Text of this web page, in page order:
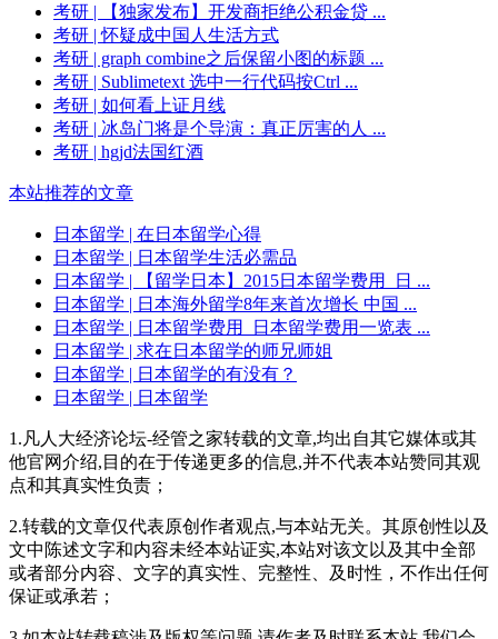
考研 | 【独家发布】开发商拒绝公积金贷 ...
考研 | 怀疑成中国人生活方式
考研 | graph combine之后保留小图的标题 ...
考研 | Sublimetext 选中一行代码按Ctrl ...
考研 | 如何看上证月线
考研 | 冰岛门将是个导演：真正厉害的人 ...
考研 | hgjd法国红酒
本站推荐的文章
日本留学 | 在日本留学心得
日本留学 | 日本留学生活必需品
日本留学 | 【留学日本】2015日本留学费用_日 ...
日本留学 | 日本海外留学8年来首次增长 中国 ...
日本留学 | 日本留学费用_日本留学费用一览表 ...
日本留学 | 求在日本留学的师兄师姐
日本留学 | 日本留学的有没有？
日本留学 | 日本留学
1.凡人大经济论坛-经管之家转载的文章,均出自其它媒体或其
他官网介绍,目的在于传递更多的信息,并不代表本站赞同其观
点和其真实性负责；
2.转载的文章仅代表原创作者观点,与本站无关。其原创性以及
文中陈述文字和内容未经本站证实,本站对该文以及其中全部
或者部分内容、文字的真实性、完整性、及时性，不作出任何
保证或承若；